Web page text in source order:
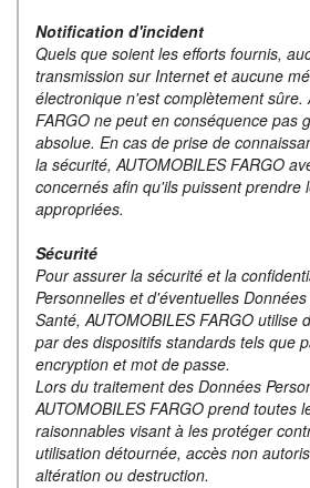
Notification d'incident
Quels que soient les efforts fournis,
transmission sur Internet et aucune
électronique n'est complètement sûre.
FARGO ne peut en conséquence pas
absolue. En cas de prise de
la sécurité, AUTOMOBILES FARGO
concernés afin qu'ils puissent prendre
appropriées.
Sécurité
Pour assurer la sécurité et la
Personnelles et d'éventuelles
Santé, AUTOMOBILES FARGO utilise
par des dispositifs standards tels que
encryption et mot de passe.
Lors du traitement des Données
AUTOMOBILES FARGO prend toutes
raisonnables visant à les protéger
utilisation détournée, accès non
altération ou destruction.